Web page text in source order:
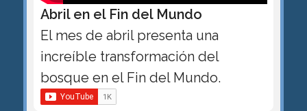
Abril en el Fin del Mundo
El mes de abril presenta una
increíble transformación del
bosque en el Fin del Mundo.